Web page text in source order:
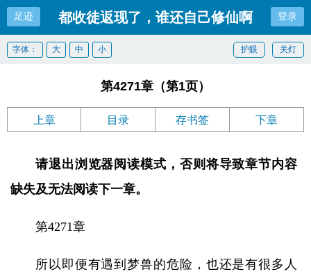
足迹 都收徒返现了，谁还自己修仙啊 登录
关灯
护眼
字体： 大 中 小
第4271章（第1页）
上章 目录 存书签 下章
请退出浏览器阅读模式，否则将导致章节内容
缺失及无法阅读下一章。
第4271章
所以即便有遇到梦兽的危险，也还是有很多人